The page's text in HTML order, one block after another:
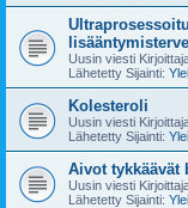
Uusin viesti
Lähetetty Sijainti:
Kolesteroli
Uusin viesti
Lähetetty Sijainti:
Aivot tykkäävät
Uusin viesti
Lähetetty Sijainti: